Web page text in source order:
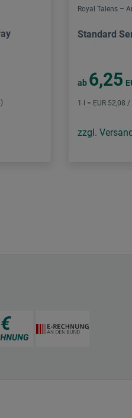
Royal Talens –
Standard
ab 6,25
1 l = EUR 52,08
zzgl.